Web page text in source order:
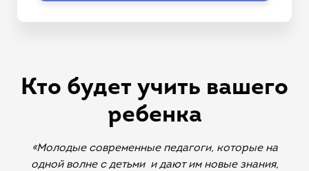
Кто будет учить вашего
ребенка
«Молодые современные педагоги, которые на
одной волне с детьми и дают им новые знания,